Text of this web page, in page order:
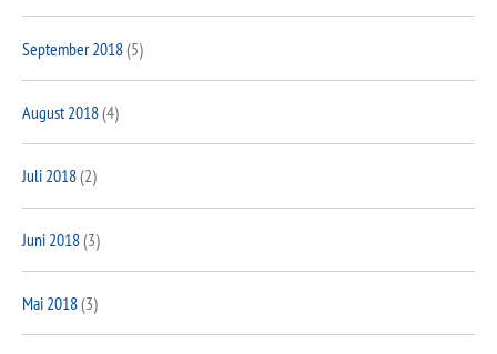
September 2018(5)
August 2018(4)
Juli 2018(2)
Juni 2018(3)
Mai 2018(3)